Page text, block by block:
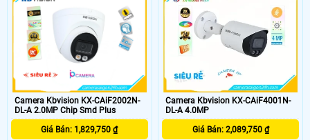
Camera Kbvision KX-CAiF2002N-
DL-A 2.0MP Chip Smd Plus
Giá Bán: 1,829,750 ₫
Camera Kbvision KX-CAiF4001N-
DL-A 4.0MP
Giá Bán: 2,089,750 ₫